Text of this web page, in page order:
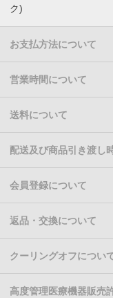
ク)
お支払方法について
営業時間について
送料について
配送及び商品引き渡し
会員登録について
返品・交換について
クーリングオフについ
高度管理医療機器販売